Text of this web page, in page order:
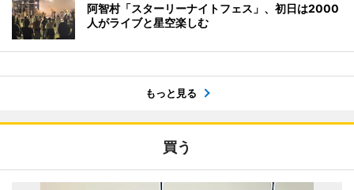
阿智村「スターリーナイトフェス」、初日は2000
人がライブと星空楽しむ
もっと見る
買う